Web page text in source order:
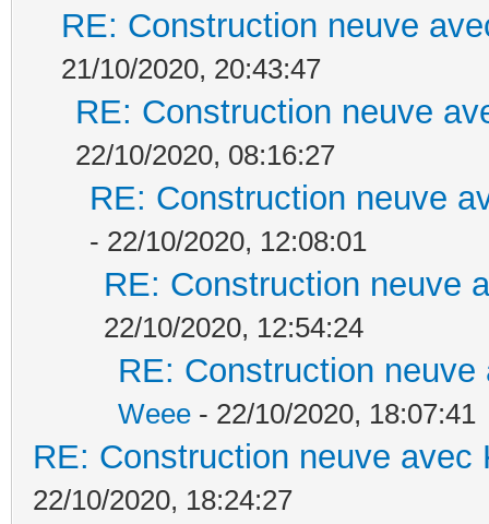
RE: Construction neuve
21/10/2020, 20:43:47
RE: Construction neuve
22/10/2020, 08:16:27
RE: Construction neuve
- 22/10/2020, 12:08:01
RE: Construction neuve
22/10/2020, 12:54:24
RE: Construction
Weee - 22/10/2020, 18:07:41
RE: Construction neuve avec
22/10/2020, 18:24:27